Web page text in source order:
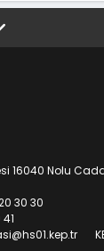
16040 Nolu
30 30